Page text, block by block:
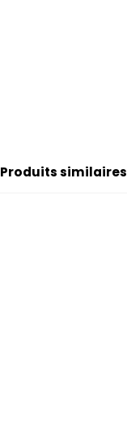
Produits similaires